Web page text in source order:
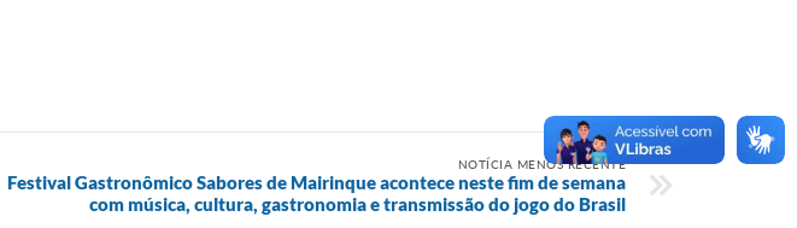
NOTÍCIA MENOS RECENTE
Festival Gastronômico Sabores de Mairinque acontece neste fim de semana
com música, cultura, gastronomia e transmissão do jogo do Brasil